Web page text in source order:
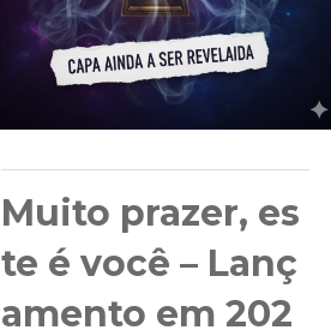
Muito prazer, es
te é você – Lanç
amento em 202